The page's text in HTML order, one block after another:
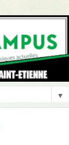
▼